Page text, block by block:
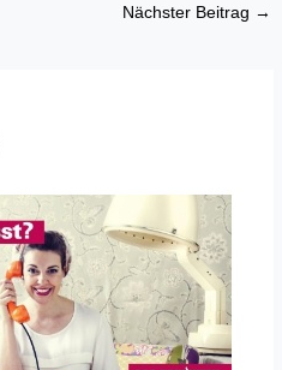
Nächster Beitrag →